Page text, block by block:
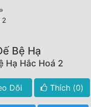
»
2
Bệ Hạ
Hạ Hắc Hoá 2
Dõi Thích (0)